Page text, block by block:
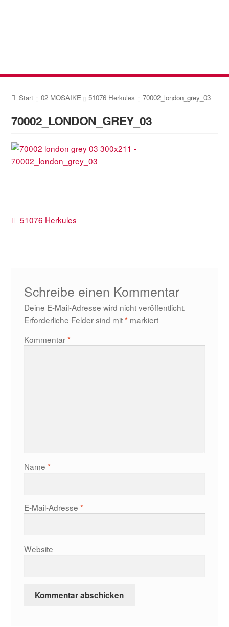
Start 02 MOSAIKE 51076 Herkules 70002_london_grey_03
70002_LONDON_GREY_03
Beitragsnavigation
Vorheriger
51076 Herkules
Schreibe einen Kommentar
Deine E-Mail-Adresse wird nicht veröffentlicht.
Erforderliche Felder sind mit* markiert
Kommentar*
Name *
E-Mail-Adresse *
Website